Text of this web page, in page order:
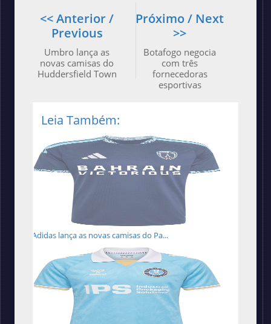
Próximo / Next
>>
Botafogo negocia
com três
fornecedoras
esportivas
<< Anterior /
Previous
Umbro lança as
novas camisas do
Huddersfield Town
Leia Também:
Adidas lança as novas camisas do Pa...